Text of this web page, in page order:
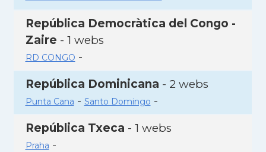
República Democràtica del Congo -
Zaire - 1 webs
RD CONGO -
República Dominicana - 2 webs
Punta Cana - Santo Domingo -
República Txeca - 1 webs
Praha -